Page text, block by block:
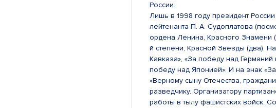
России.
Лишь в 1998 году президент
лейтенанта П. А. Судоплатова
ордена Ленина, Красного Знамени
й степени, Красной Звезды (два).
Кавказа», «За победу над Германий
победу над Японией». И на знак
«Верному сыну Отечества,
разведчику. Организатору
работы в тылу фашистских войск.